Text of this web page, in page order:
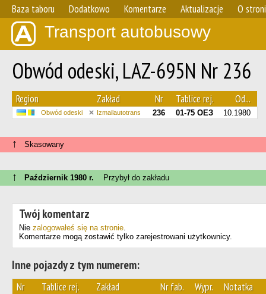
Baza taboru Dodatkowo Komentarze Aktualizacje O
Transport autobusowy
Obwód odeski, LAZ-695N Nr 236
Region Zakład Nr Tablice rej. Od...
Obwód odeski Izmailautotrans 236 01-75 ОЕЗ 10.1980
↑ Skasowany
↑ Październik 1980 r. Przybył do zakładu
Twój komentarz
Nie zalogowałeś się na stronie.
Komentarze mogą zostawić tylko zarejestrowani użytkownicy.
Inne pojazdy z tym numerem:
Nr Tablice rej. Zakład Nr fab. Wypr. Notatka